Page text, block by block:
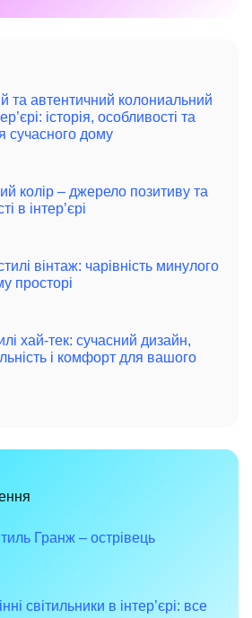
та автентичний колониальний
історія, особливості та
сучасного дому
колір – джерело позитиву та
в інтер’єрі
вінтаж: чарівність минулого
просторі
хай-тек: сучасний дизайн,
і комфорт для вашого
Гранж – острівець
світильники в інтер’єрі: все